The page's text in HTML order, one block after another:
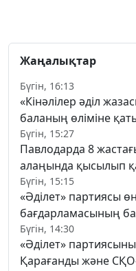
Жаңалықтар
Бүгін, 16:13
«Кінәлілер әділ
баланың өліміне
Бүгін, 15:27
Павлодарда 8
алаңында қысылып
Бүгін, 15:15
«Әділет» партиясы
бағдарламасының
Бүгін, 14:30
«Әділет»
Қарағанды және